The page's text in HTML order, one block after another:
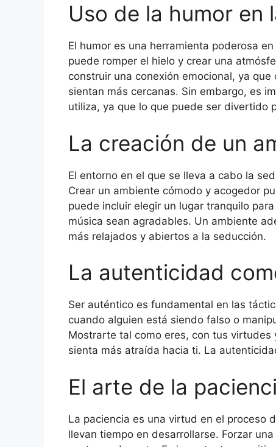
Uso de la humor en
El humor es una herramienta poderosa
puede romper el hielo y crear una
construir una conexión emocional, ya
sientan más cercanas. Sin embargo, es
utiliza, ya que lo que puede ser divertido
La creación de un
El entorno en el que se lleva a cabo la
Crear un ambiente cómodo y acogedor
puede incluir elegir un lugar tranquilo
música sean agradables. Un ambiente
más relajados y abiertos a la seducción.
La autenticidad
Ser auténtico es fundamental en las
cuando alguien está siendo falso o
Mostrarte tal como eres, con tus
sienta más atraída hacia ti. La
El arte de la
La paciencia es una virtud en el proceso
llevan tiempo en desarrollarse. Forzar